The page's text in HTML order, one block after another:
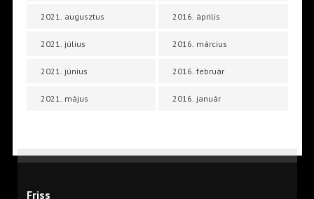
2021. augusztus
2021. július
2021. június
2021. május
2016. április
2016. március
2016. február
2016. január
Friss